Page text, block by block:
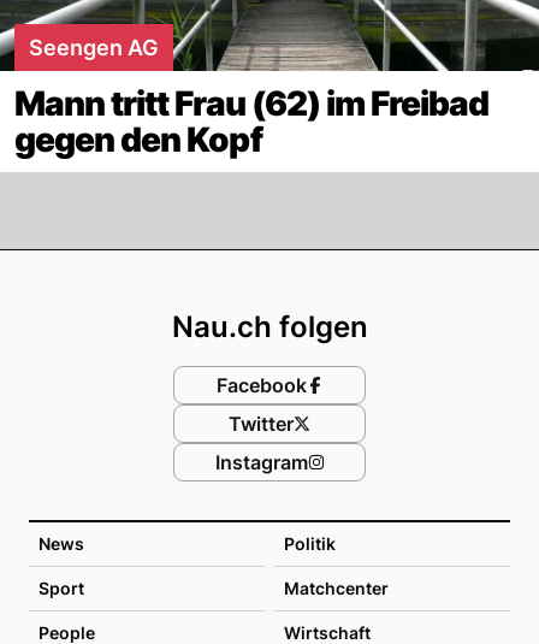
Seengen AG
Mann tritt Frau (62) im Freibad
gegen den Kopf
News Politik
Sport Matchcenter
People Wirtschaft
Nau.ch folgen
Facebook
Twitter
Instagram